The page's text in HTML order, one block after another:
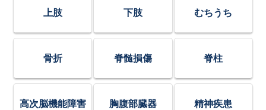
上肢 下肢 むちうち
骨折 脊髄損傷 脊柱
高次脳機能障害 胸腹部臓器 精神疾患